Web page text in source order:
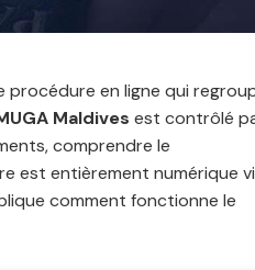
procédure en ligne qui
Maldives est contrôlé
comprendre le
est entièrement numérique
comment fonctionne le